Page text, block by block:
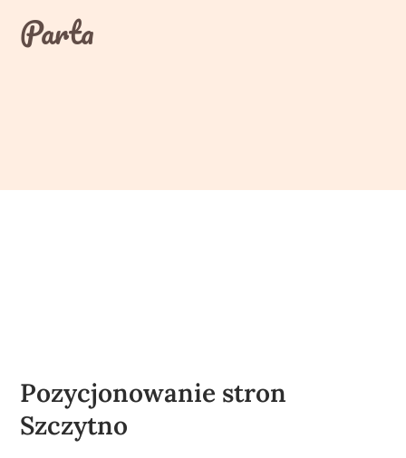
contentParta
Pozycjonowanie stron
Szczytno